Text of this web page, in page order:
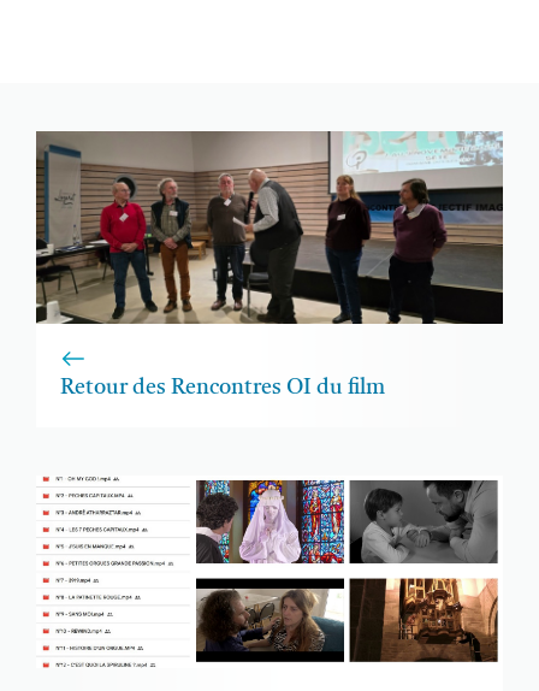
Retour des Rencontres OI du film